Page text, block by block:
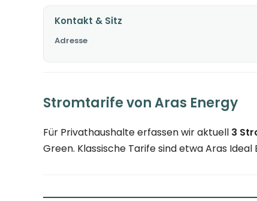
Kontakt & Sitz
Adresse
Stromtarife von Aras Energy
Für Privathaushalte erfassen wir aktuell 3
Green. Klassische Tarife sind etwa Aras